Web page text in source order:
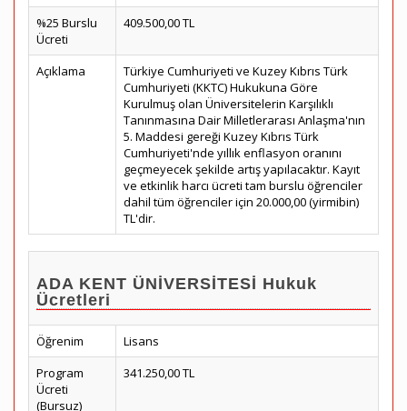
%25 Burslu
Ücreti
409.500,00 TL
Açıklama
Türkiye Cumhuriyeti ve Kuzey Kıbrıs Türk
Cumhuriyeti (KKTC) Hukukuna Göre
Kurulmuş olan Üniversitelerin Karşılıklı
Tanınmasına Dair Milletlerarası Anlaşma'nın
5. Maddesi gereği Kuzey Kıbrıs Türk
Cumhuriyeti'nde yıllık enflasyon oranını
geçmeyecek şekilde artış yapılacaktır. Kayıt
ve etkinlik harcı ücreti tam burslu öğrenciler
dahil tüm öğrenciler için 20.000,00 (yirmibin)
TL'dir.
ADA KENT ÜNİVERSİTESİ Hukuk
Ücretleri
Öğrenim
Lisans
Program
Ücreti
(Bursuz)
341.250,00 TL